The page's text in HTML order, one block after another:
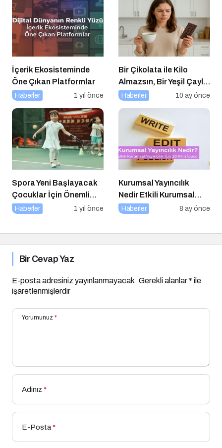
İçerik Ekosisteminde
Öne Çıkan Platformlar
Haberler 1 yıl önce
Bir Çikolata ile Kilo
Almazsın, Bir Yeşil Çayla
da Zayıflamazsın
Haberler 10 ay önce
Spora Yeni Başlayacak
Çocuklar İçin Önemli
Adımlar
Haberler 1 yıl önce
Kurumsal Yayıncılık
Nedir Etkili Kurumsal
Yayıncılık İçin 10 Altın
Haberler 8 ay önce
Bir Cevap Yaz
E-posta adresiniz yayınlanmayacak. Gerekli alanlar* ile
işaretlenmişlerdir
Yorumunuz *
Adınız *
E-Posta*